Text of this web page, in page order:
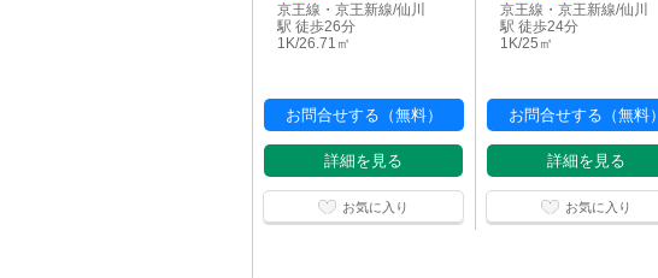
京王線・京王新線/仙川
駅 徒歩26分
1K/26.71㎡
お問合せする（無料）
詳細を見る
お気に入り
京王線・京王新線/仙川
駅 徒歩24分
1K/25㎡
お問合せする（無料）
詳細を見る
お気に入り